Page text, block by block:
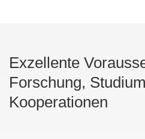
Exzellente
Forschung,
Kooperationen